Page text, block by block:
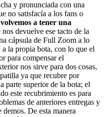
y pronunciada con una
no satisfacía a los fans o
volvemos a tener una
nos devuelve ese tacto de la
cápsula de Full Zoom a lo
la propia bota, con lo que el
para compensar el
nos sirve para dos cosas,
ya que recubre por
parte superior de la bota; el
este recubrimiento es para
de anteriores entregas y
De esta manera